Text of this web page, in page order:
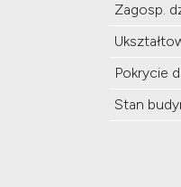
Zagosp.
Pokrycie
Stan